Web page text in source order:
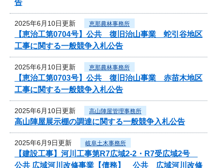
告
2025年6月10日更新 恵那農林事務所
【恵治工第0704号】公共 復旧治山事業 蛇引谷地区
工事に関する一般競争入札公告
2025年6月10日更新 恵那農林事務所
【恵治工第0703号】公共 復旧治山事業 赤苗木地区
工事に関する一般競争入札公告
2025年6月10日更新 高山陣屋管理事務所
高山陣屋展示棚の調達に関する一般競争入札公告
2025年6月9日更新 岐阜土木事務所
【建設工事】河川工事第R7広域2-2・R7受広域2号
公共 広域河川改修事業【債務】 公共 広域河川改修